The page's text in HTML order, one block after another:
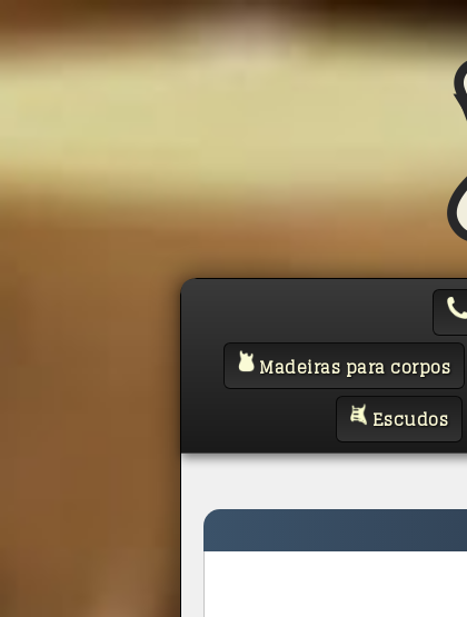
Madeiras para corpos
Escudos